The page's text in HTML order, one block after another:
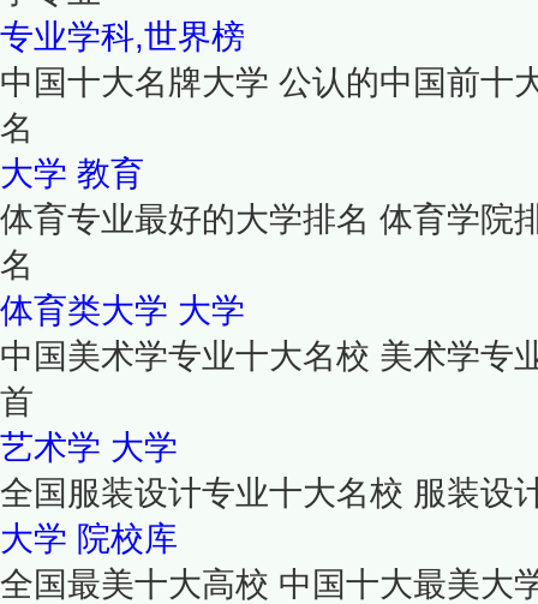
专业学科,世界榜
中国十大名牌大学 公认的中国前十
名
大学 教育
体育专业最好的大学排名 体育学院
名
体育类大学 大学
中国美术学专业十大名校 美术学专
首
艺术学 大学
全国服装设计专业十大名校 服装设
大学 院校库
全国最美十大高校 中国十大最美大